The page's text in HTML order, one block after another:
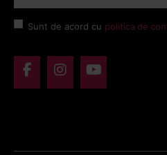
Sunt de acord cu politica de